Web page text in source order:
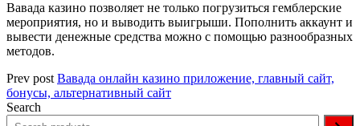
Вавада казино позволяет не только погрузиться гемблерские
мероприятия, но и выводить выигрыши. Пополнить аккаунт и
вывести денежные средства можно с помощью разнообразных
методов.
Prev post Вавада онлайн казино приложение, главный сайт,
бонусы, альтернативный сайт
Search